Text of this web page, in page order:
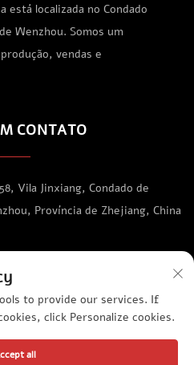
está localizada no Condado
Wenzhou. Somos um
vendas e
CONTATO
Vila Jinxiang, Condado de
Província de Zhejiang, China
Exhibition Supplies Co., Ltd.
Política de Privacidade
to provide our services. If
click Personalize cookies.
all